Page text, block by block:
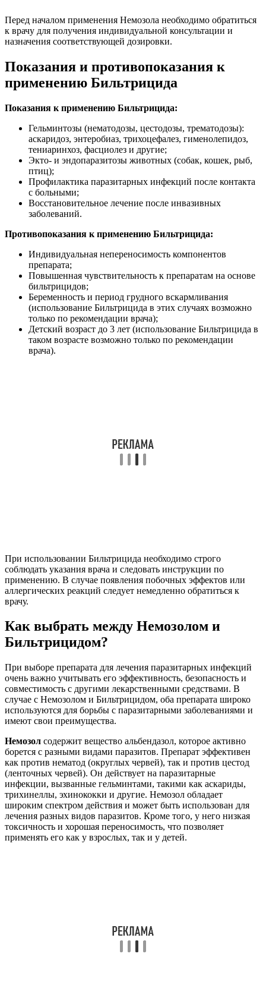
Перед началом применения Немозола необходимо обратиться
к врачу для получения индивидуальной консультации и
назначения соответствующей дозировки.
Показания и противопоказания к
применению Бильтрицида
Показания к применению Бильтрицида:
Гельминтозы (нематодозы, цестодозы, трематодозы):
аскаридоз, энтеробиаз, трихоцефалез, гименолепидоз,
тениаринхоз, фасциолез и другие;
Экто- и эндопаразитозы животных (собак, кошек, рыб,
птиц);
Профилактика паразитарных инфекций после контакта
с больными;
Восстановительное лечение после инвазивных
заболеваний.
Противопоказания к применению Бильтрицида:
Индивидуальная непереносимость компонентов
препарата;
Повышенная чувствительность к препаратам на основе
бильтрицидов;
Беременность и период грудного вскармливания
(использование Бильтрицида в этих случаях возможно
только по рекомендации врача);
Детский возраст до 3 лет (использование Бильтрицида в
таком возрасте возможно только по рекомендации
врача).
При использовании Бильтрицида необходимо строго
соблюдать указания врача и следовать инструкции по
применению. В случае появления побочных эффектов или
аллергических реакций следует немедленно обратиться к
врачу.
Как выбрать между Немозолом и
Бильтрицидом?
При выборе препарата для лечения паразитарных инфекций
очень важно учитывать его эффективность, безопасность и
совместимость с другими лекарственными средствами. В
случае с Немозолом и Бильтрицидом, оба препарата широко
используются для борьбы с паразитарными заболеваниями и
имеют свои преимущества.
Немозол содержит вещество альбендазол, которое активно
борется с разными видами паразитов. Препарат эффективен
как против нематод (округлых червей), так и против цестод
(ленточных червей). Он действует на паразитарные
инфекции, вызванные гельминтами, такими как аскариды,
трихинеллы, эхинококки и другие. Немозол обладает
широким спектром действия и может быть использован для
лечения разных видов паразитов. Кроме того, у него низкая
токсичность и хорошая переносимость, что позволяет
применять его как у взрослых, так и у детей.